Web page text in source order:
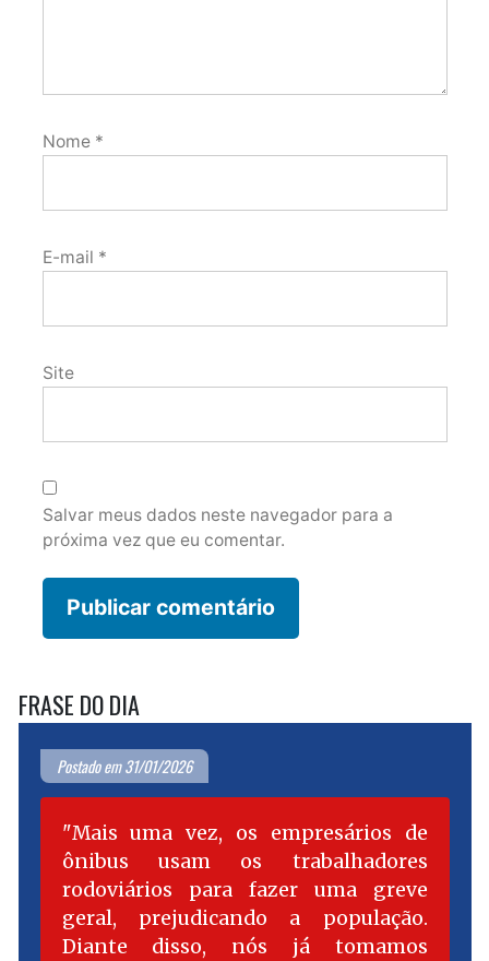
Nome *
E-mail *
Site
Salvar meus dados neste navegador para a
próxima vez que eu comentar.
FRASE DO DIA
Postado em 31/01/2026
Mais uma vez, os empresários de
ônibus usam os trabalhadores
rodoviários para fazer uma greve
geral, prejudicando a população.
Diante disso, nós já tomamos